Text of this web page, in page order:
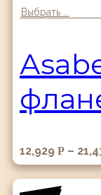
Выбрать ...
12,929 Р –